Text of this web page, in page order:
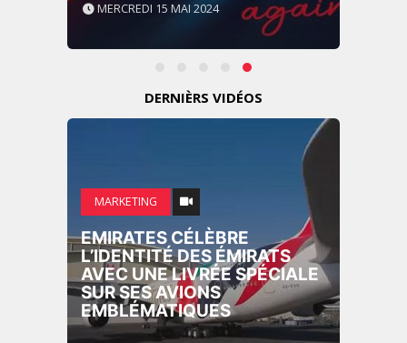
MERCREDI 15 MAI 2024
DERNIÈRS VIDÉOS
MARKETING
EMIRATES CÉLÈBRE
L’IDENTITÉ DES ÉMIRATS
AVEC UNE LIVRÉE SPÉCIALE
SUR SES AVIONS
EMBLÉMATIQUES